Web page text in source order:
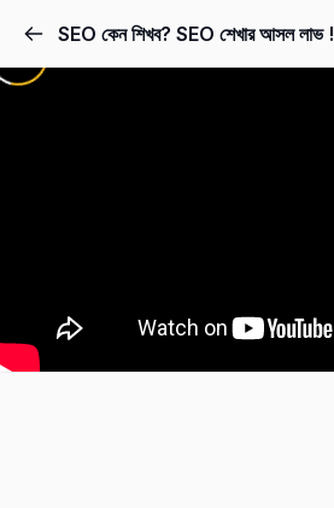
SEO কেন শিখব? SEO শেখার আসল লাভ !